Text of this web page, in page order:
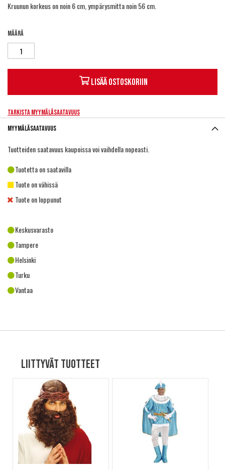
Kruunun korkeus on noin 6 cm, ympärysmitta noin 56 cm.
Määrä
Lisää ostoskoriin
Tarkista myymäläsaatavuus
Myymäläsaatavuus
Tuotteiden saatavuus kaupoissa voi vaihdella nopeasti.
Tuotetta on saatavilla
Tuote on vähissä
Tuote on loppunut
Keskusvarasto
Tampere
Helsinki
Turku
Vantaa
Liittyvät tuotteet